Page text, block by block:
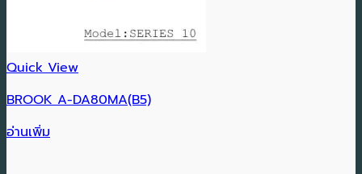
Quick View
BROOK A-DA80MA(B5)
อ่านเพิ่ม